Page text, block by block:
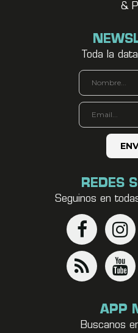
&
Toda la
REDES
Seguinos en
APP
Buscanos